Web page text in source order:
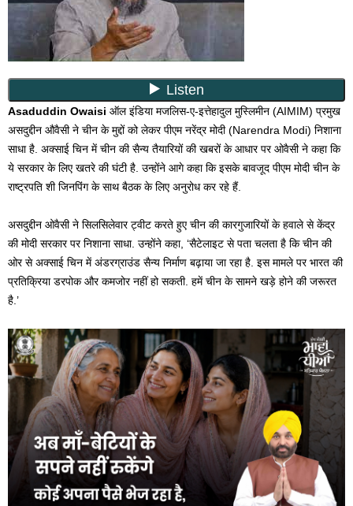
Asaduddin Owaisi ऑलइंडियामजलिस-ए-इत्तेहादुल मुस्लिमीन (AIMIM) प्रमुख
असदुद्दीन औवैसी ने चीन के मुद्दों को लेकरपीएम नरेंद्र मोदी(Narendra Modi) निशाना
साधा है. अक्साई चिन में चीन की सैन्य तैयारियों की खबरों के आधार पर ओवैसी ने कहा कि
ये सरकार के लिए खतरे की घंटी है. उन्होंने आगे कहा कि इसके बावजूद पीएम मोदी चीन के
राष्ट्रपति शी जिनपिंग के साथ बैठक के लिए अनुरोध कर रहे हैं.
असदुद्दीन ओवैसी ने सिलसिलेवार ट्वीट करते हुए चीन की कारगुजारियों के हवाले से केंद्र
की मोदी सरकार पर निशाना साधा. उन्होंने कहा, ‘सैटेलाइट से पता चलता है कि चीन की
ओर से अक्साई चिन में अंडरग्राउंड सैन्य निर्माण बढ़ाया जा रहा है. इस मामले पर भारत की
प्रतिक्रिया डरपोक और कमजोर नहीं हो सकती. हमें चीन के सामने खड़े होने की जरूरत
है.’